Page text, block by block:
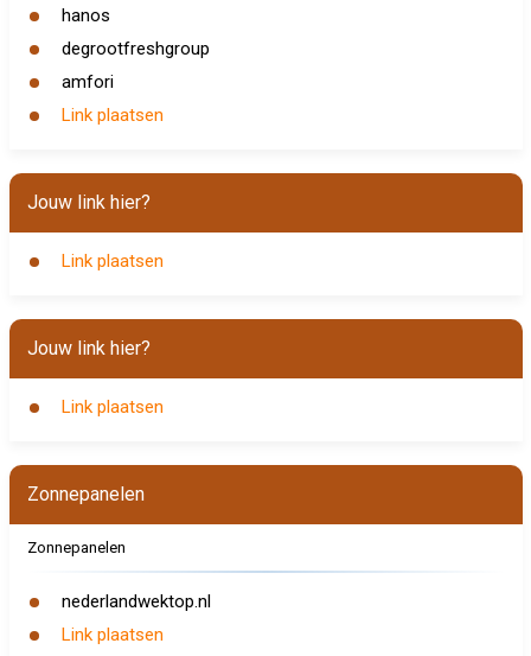
hanos
degrootfreshgroup
amfori
Link plaatsen
Jouw link hier?
Link plaatsen
Jouw link hier?
Link plaatsen
Zonnepanelen
Zonnepanelen
nederlandwektop.nl
Link plaatsen